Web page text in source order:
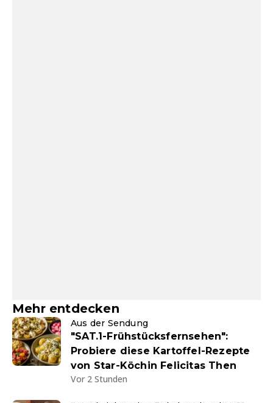
Mehr entdecken
Aus der Sendung
"SAT.1-Frühstücksfernsehen":
Probiere diese Kartoffel-Rezepte
von Star-Köchin Felicitas Then
Vor 2 Stunden